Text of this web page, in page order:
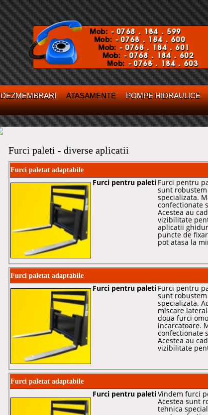
DEZMEMBRARI ATASAMENTE POMPE HIDRAULICE
Furci paleti - diverse aplicatii
Furci paletat adaptabile
Furci pentru paleti Furci pentru
sunt
specializata.
confectionate
Acestea au
vizibilitate
aplicatii
puncte de
pot atasa la
Furci paletat adaptabile
Furci pentru paleti Furci pentru
sunt
specializata.
miscare
doua furci
incarcatoare.
confectionate
Acestea au
vizibilitate
Furci paletat adaptabile
Furci pentru paletiVindem furci
Acestea sunt
tehnica